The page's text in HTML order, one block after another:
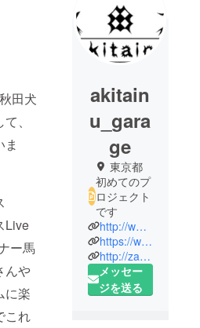
田犬
、
Live
ー馬
んや
に楽
これ
akitain
u_gara
ge
東京都
初めてのプ
ロジェクト
です
http://www.akitainu-garage.com/
https://www.youtube.com/channel/UCC9i6navEdigBkvMlTgCc4w
http://zarya-music.com/
メッセー
ジを送る